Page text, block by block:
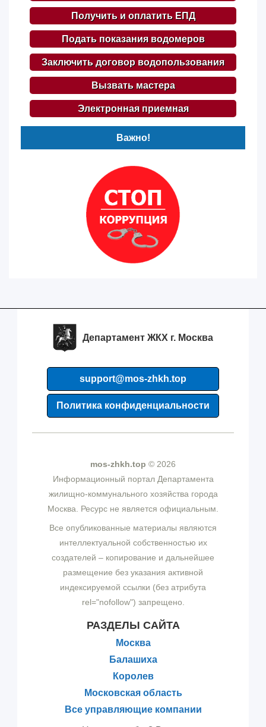
Получить и оплатить ЕПД
Подать показания водомеров
Заключить договор водопользования
Вызвать мастера
Электронная приемная
Важно!
Департамент ЖКХ г. Москва
support@mos-zhkh.top
Политика конфиденциальности
mos-zhkh.top © 2026
Информационный портал Департамента
жилищно-коммунального хозяйства города
Москва. Ресурс не является официальным.
Все опубликованные материалы являются
интеллектуальной собственностью их
создателей – копирование и дальнейшее
размещение без указания активной
индексируемой ссылки (без атрибута
rel="nofollow") запрещено.
РАЗДЕЛЫ САЙТА
Москва
Балашиха
Королев
Московская область
Все управляющие компании